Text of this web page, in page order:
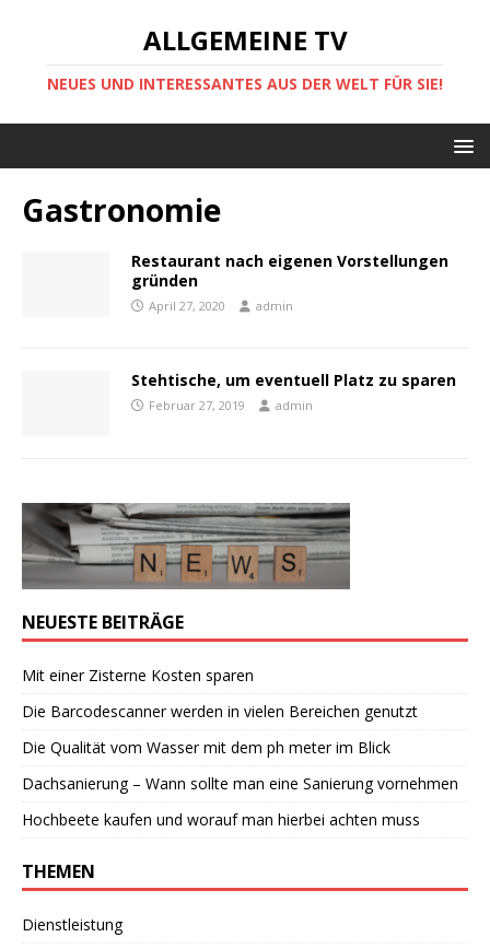
ALLGEMEINE TV
NEUES UND INTERESSANTES AUS DER WELT FÜR SIE!
Gastronomie
Restaurant nach eigenen Vorstellungen
gründen
April 27, 2020 admin
Stehtische, um eventuell Platz zu sparen
Februar 27, 2019 admin
NEUESTE BEITRÄGE
Mit einer Zisterne Kosten sparen
Die Barcodescanner werden in vielen Bereichen genutzt
Die Qualität vom Wasser mit dem ph meter im Blick
Dachsanierung – Wann sollte man eine Sanierung vornehmen
Hochbeete kaufen und worauf man hierbei achten muss
THEMEN
Dienstleistung